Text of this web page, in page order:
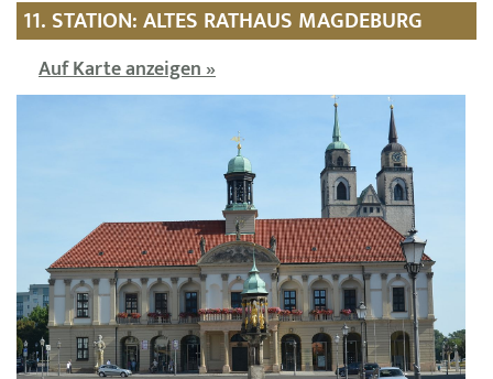
11. STATION: ALTES RATHAUS MAGDEBURG
Auf Karte anzeigen »